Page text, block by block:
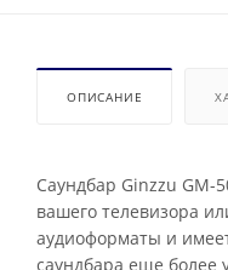
ОПИСАНИЕ
Саундбар Ginzzu
вашего телевизора
аудиоформаты и
саундбара еще более